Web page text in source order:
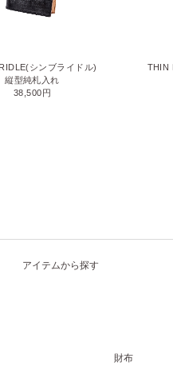
シンブライドル)
縦型純札入れ
38,500円
THIN
アイテムから探す
財布